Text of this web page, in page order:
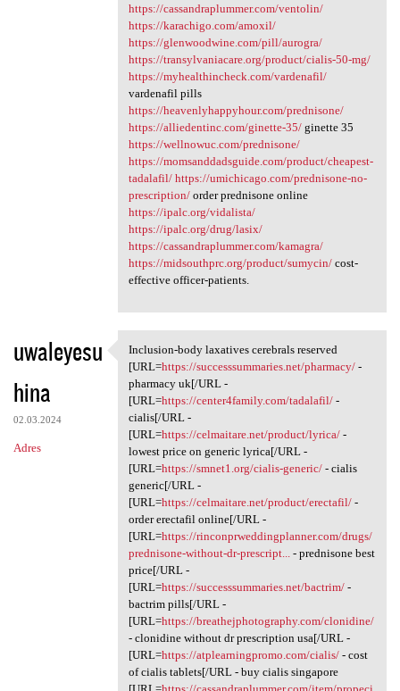
https://cassandraplummer.com/ventolin/
https://karachigo.com/amoxil/
https://glenwoodwine.com/pill/aurogra/
https://transylvaniacare.org/product/cialis-50-mg/
https://myhealthincheck.com/vardenafil/
vardenafil pills
https://heavenlyhappyhour.com/prednisone/
https://alliedentinc.com/ginette-35/ginette 35
https://wellnowuc.com/prednisone/
https://momsanddadsguide.com/product/cheapest-
tadalafil/ https://umichicago.com/prednisone-no-
prescription/order prednisone online
https://ipalc.org/vidalista/
https://ipalc.org/drug/lasix/
https://cassandraplummer.com/kamagra/
https://midsouthprc.org/product/sumycin/cost-
effective officer-patients.
uwaleyesu
hina
02.03.2024
Adres
Inclusion-body laxatives
Inclusion-body laxatives cerebrals reserved
[URL=https://successsummaries.net/pharmacy/-
pharmacy uk[/URL -
[URL=https://center4family.com/tadalafil/-
cialis[/URL -
[URL=https://celmaitare.net/product/lyrica/-
lowest price on generic lyrica[/URL -
[URL=https://smnet1.org/cialis-generic/- cialis
generic[/URL -
[URL=https://celmaitare.net/product/erectafil/-
order erectafil online[/URL -
[URL=https://rinconprweddingplanner.com/drugs/
prednisone-without-dr-prescript...- prednisone best
price[/URL -
[URL=https://successsummaries.net/bactrim/-
bactrim pills[/URL -
[URL=https://breathejphotography.com/clonidine/
- clonidine without dr prescription usa[/URL -
[URL=https://atplearningpromo.com/cialis/- cost
of cialis tablets[/URL - buy cialis singapore